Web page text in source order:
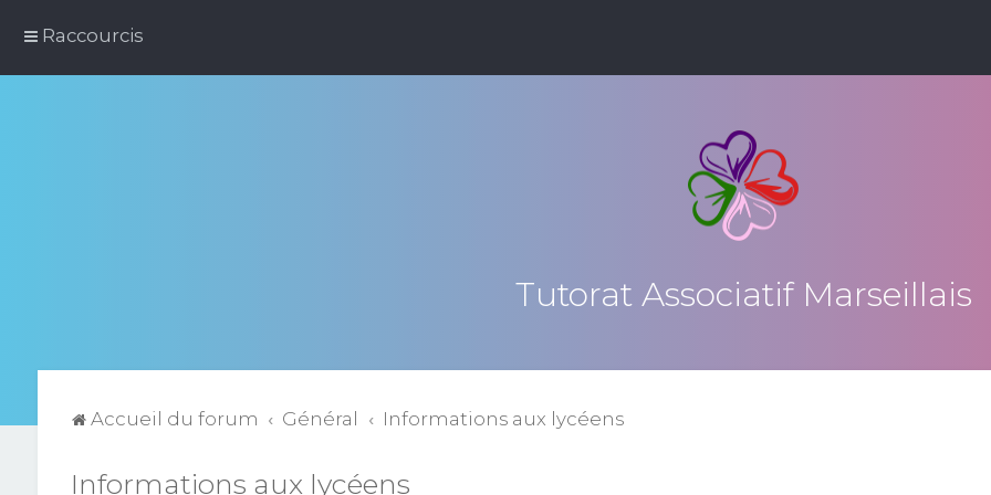
Raccourcis
Tutorat Associatif Marseillais
Accueil du forum Général Informations aux lycéens
Informations aux lycéens